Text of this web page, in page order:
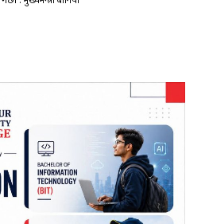
घोषणा गर्छौ : मुख्यमन्त्री